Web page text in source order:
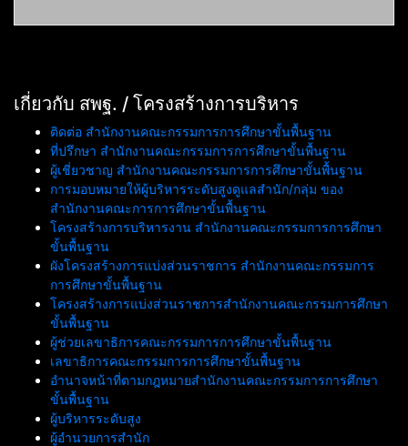
เกี่ยวกับ สพฐ. / โครงสร้างการบริหาร
ติดต่อ สำนักงานคณะกรรมการการศึกษาขั้นพื้นฐาน
ที่ปรึกษา สำนักงานคณะกรรมการการศึกษาขั้นพื้นฐาน
ผู้เชี่ยวชาญ สำนักงานคณะกรรมการการศึกษาขั้นพื้นฐาน
การมอบหมายให้ผู้บริหารระดับสูงดูแลสำนัก/กลุ่ม ของ
สำนักงานคณะการการศึกษาขั้นพื้นฐาน
โครงสร้างการบริหารงาน สำนักงานคณะกรรมการการศึกษา
ขั้นพื้นฐาน
ผังโครงสร้างการแบ่งส่วนราชการ สำนักงานคณะกรรมการ
การศึกษาขั้นพื้นฐาน
โครงสร้างการแบ่งส่วนราชการสำนักงานคณะกรรมการศึกษา
ขั้นพื้นฐาน
ผู้ช่วยเลขาธิการคณะกรรมการการศึกษาขั้นพื้นฐาน
เลขาธิการคณะกรรมการการศึกษาขั้นพื้นฐาน
อำนาจหน้าที่ตามกฎหมายสำนักงานคณะกรรมการการศึกษา
ขั้นพื้นฐาน
ผู้บริหารระดับสูง
ผู้อำนวยการสำนัก